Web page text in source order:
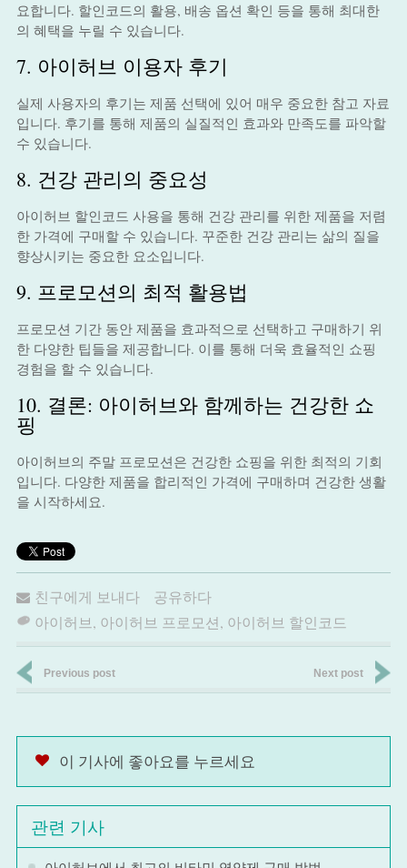
요합니다. 할인코드의 활용, 배송 옵션 확인 등을 통해 최대한
의 혜택을 누릴 수 있습니다.
7. 아이허브 이용자 후기
실제 사용자의 후기는 제품 선택에 있어 매우 중요한 참고 자료
입니다. 후기를 통해 제품의 실질적인 효과와 만족도를 파악할
수 있습니다.
8. 건강 관리의 중요성
아이허브 할인코드 사용을 통해 건강 관리를 위한 제품을 저렴
한 가격에 구매할 수 있습니다. 꾸준한 건강 관리는 삶의 질을
향상시키는 중요한 요소입니다.
9. 프로모션의 최적 활용법
프로모션 기간 동안 제품을 효과적으로 선택하고 구매하기 위
한 다양한 팁들을 제공합니다. 이를 통해 더욱 효율적인 쇼핑
경험을 할 수 있습니다.
10. 결론: 아이허브와 함께하는 건강한 쇼
핑
아이허브의 주말 프로모션은 건강한 쇼핑을 위한 최적의 기회
입니다. 다양한 제품을 합리적인 가격에 구매하며 건강한 생활
을 시작하세요.
친구에게 보내다
공유하다
아이허브, 아이허브 프로모션, 아이허브 할인코드
Previous post Next post
이 기사에 좋아요를 누르세요
관련 기사